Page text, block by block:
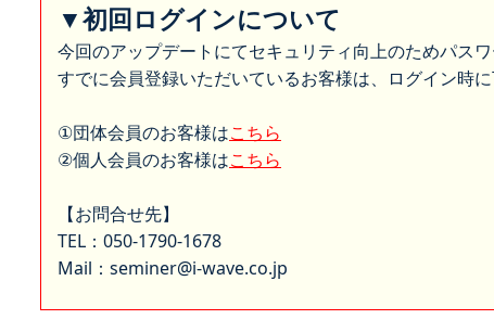
▼初回ログインについて
今回のアップデートにてセキュリティ向上のためパスワ
すでに会員登録いただいているお客様は、ログイン時
①団体会員のお客様はこちら
②個人会員のお客様はこちら
【お問合せ先】
TEL：050-1790-1678
Mail：seminer@i-wave.co.jp